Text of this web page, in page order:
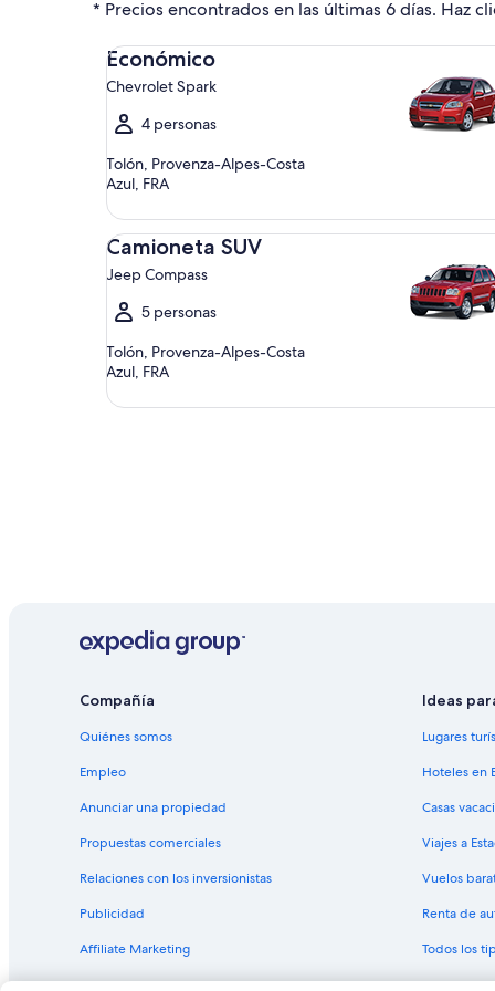
* Precios encontrados en las últimas 6 días. Haz
Económico
Chevrolet Spark
4 personas
Tolón, Provenza-Alpes-Costa
Azul, FRA
Económico Chevrolet Spark
Camioneta SUV
Jeep Compass
5 personas
Tolón, Provenza-Alpes-Costa
Azul, FRA
Camioneta SUV Jeep Compass
Compañía
Quiénes somos
Empleo
Anunciar una propiedad
Propuestas comerciales
Relaciones con los inversionistas
Publicidad
Affiliate Marketing
Ideas
Lugares
Hoteles en
Casas
Viajes a
Vuelos
Renta de
Todos los